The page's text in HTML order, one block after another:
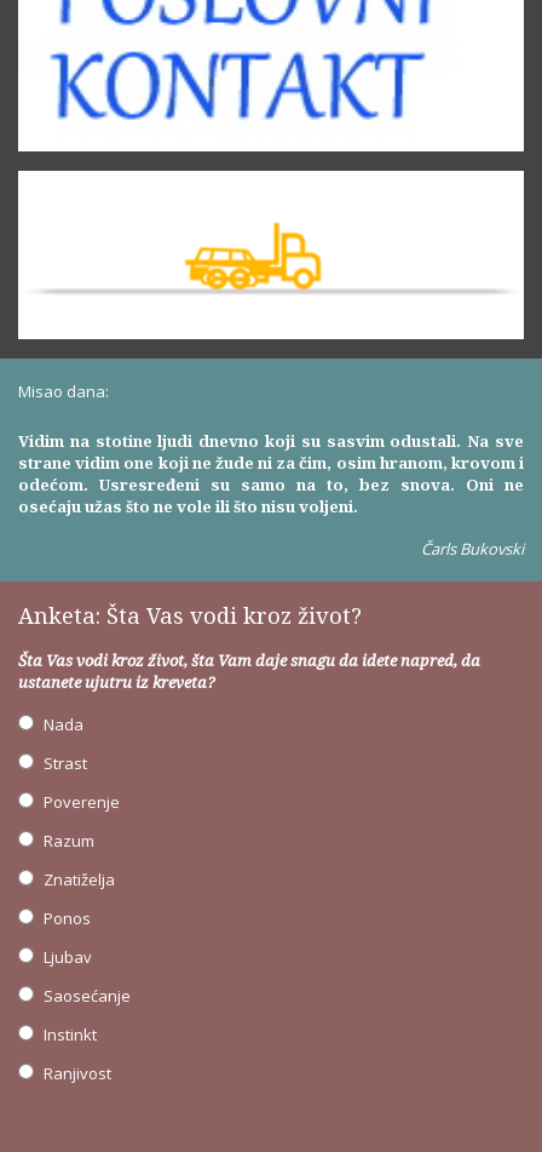
Misao dana:
Vidim na stotine ljudi dnevno koji su sasvim odustali. Na sve
strane vidim one koji ne žude ni za čim, osim hranom, krovom i
odećom. Usresređeni su samo na to, bez snova. Oni ne
osećaju užas što ne vole ili što nisu voljeni.
Čarls Bukovski
Anketa: Šta Vas vodi kroz život?
Šta Vas vodi kroz život, šta Vam daje snagu da idete napred, da
ustanete ujutru iz kreveta?
Nada
Strast
Poverenje
Razum
Znatiželja
Ponos
Ljubav
Saosećanje
Instinkt
Ranjivost